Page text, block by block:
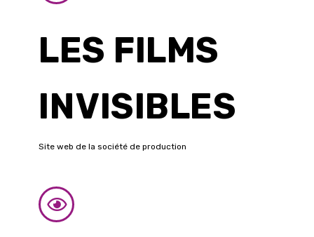
LES FILMS
INVISIBLES
Site web de la société de production